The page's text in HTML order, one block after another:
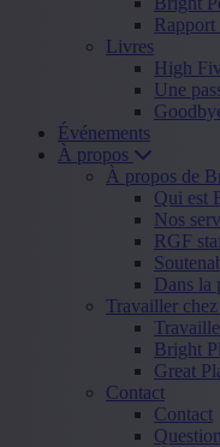
Livres
High
Une
Événements
À propos
À propos de
Qui est
Nos
RGF
Dans la
Travailler
Bright
Great
Contact
Contact